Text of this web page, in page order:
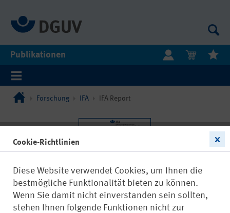
Publikationen
Forschung IFA IFA Report
Cookie-Richtlinien
Diese Website verwendet Cookies, um Ihnen die
bestmögliche Funktionalität bieten zu können.
Wenn Sie damit nicht einverstanden sein sollten,
stehen Ihnen folgende Funktionen nicht zur